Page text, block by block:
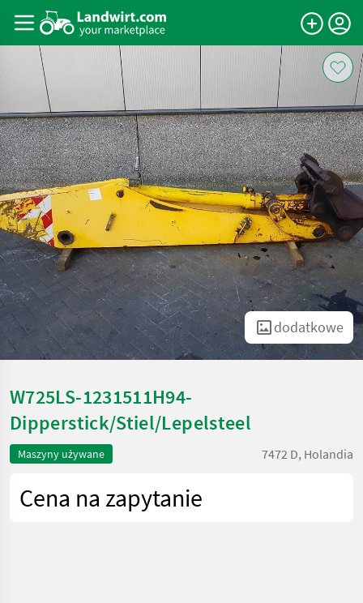
dodatkowe
W725LS-1231511H94-
Dipperstick/Stiel/Lepelsteel
Maszyny używane 7472 D, Holandia
Cena na zapytanie